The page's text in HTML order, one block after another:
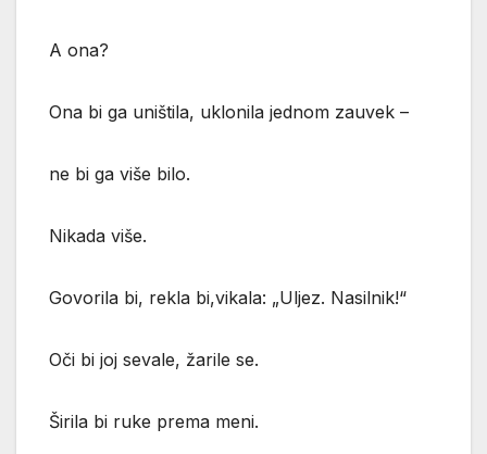
A ona?
Ona bi ga uništila, uklonila jednom zauvek –
ne bi ga više bilo.
Nikada više.
Govorila bi, rekla bi,vikala: „Uljez. Nasilnik!“
Oči bi joj sevale, žarile se.
Širila bi ruke prema meni.